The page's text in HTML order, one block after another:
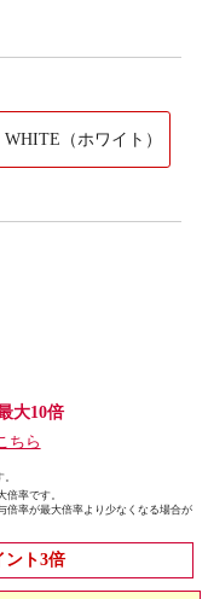
WHITE（ホワイト）
大10倍
ちら
率です。
倍率が最大倍率より少なくなる場合が
ント3倍